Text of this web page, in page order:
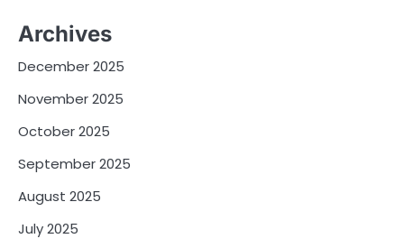
Archives
December 2025
November 2025
October 2025
September 2025
August 2025
July 2025